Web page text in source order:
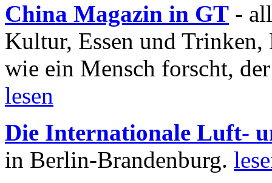
China Magazin in GT -
Kultur, Essen und
wie ein Mensch forscht,
lesen
Die Internationale Luft-
in Berlin-Brandenburg.